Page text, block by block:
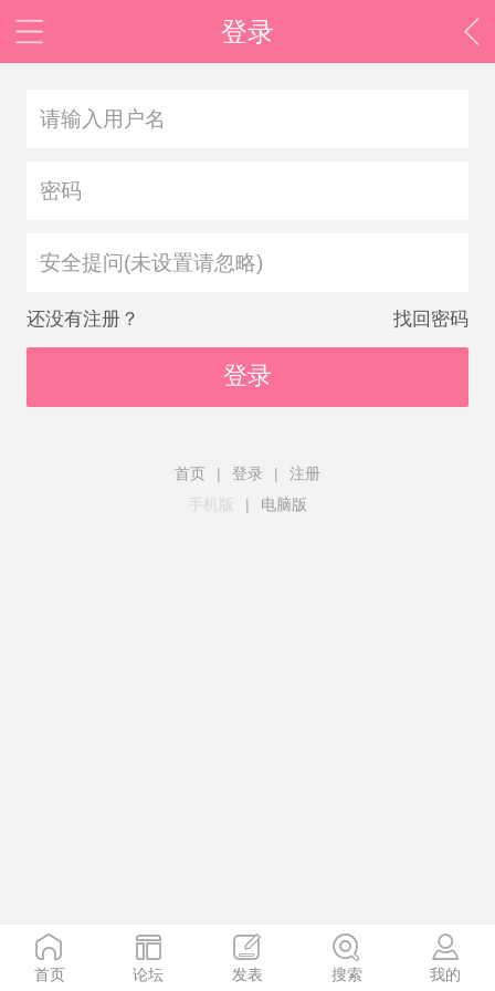
登录
安全提问(未设置请忽略)
还没有注册？ 找回密码
登录
首页 | 登录 |
注册
手机版
| 电脑版
首页 论坛 发表 搜索 我的